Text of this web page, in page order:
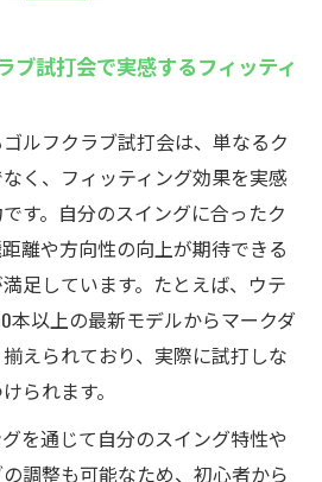
ブ試打会で実感するフィッティ
ルフクラブ試打会は、単なるク
く、フィッティング効果を実感
す。自分のスイングに合ったク
離や方向性の向上が期待できる
足しています。たとえば、ウテ
本以上の最新モデルからマークダ
えられており、実際に試打しな
られます。
を通じて自分のスイング特性や
調整も可能なため、初心者から